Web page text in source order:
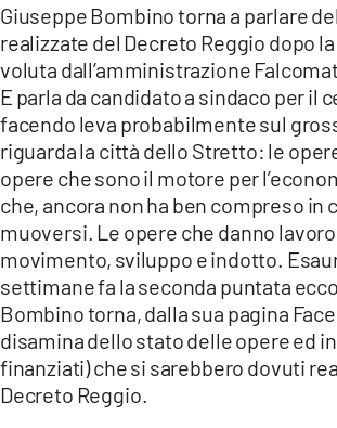
LaC
Network
LACPLAY.IT
LACTV.IT
LACONAIR.IT
LACITYMAG.IT
ILREGGINO.IT
COSENZACHANNEL.IT
ILVIBONESE.IT
Giuseppe Bombino torna a parlare
realizzate del Decreto Reggio dopo
voluta dall’amministrazione
E parla da candidato a sindaco per il
facendo leva probabilmente sul
riguarda la città dello Stretto: le
opere che sono il motore per
che, ancora non ha ben compreso in
muoversi. Le opere che danno
movimento, sviluppo e indotto.
settimane fa la seconda puntata
Bombino torna, dalla sua pagina
disamina dello stato delle opere ed
finanziati) che si sarebbero dovuti
Decreto Reggio.